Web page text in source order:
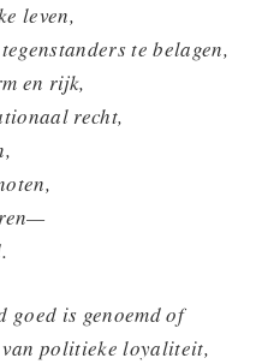
leven,
te belagen,
en rijk,
recht,
goed is genoemd of
politieke loyaliteit,